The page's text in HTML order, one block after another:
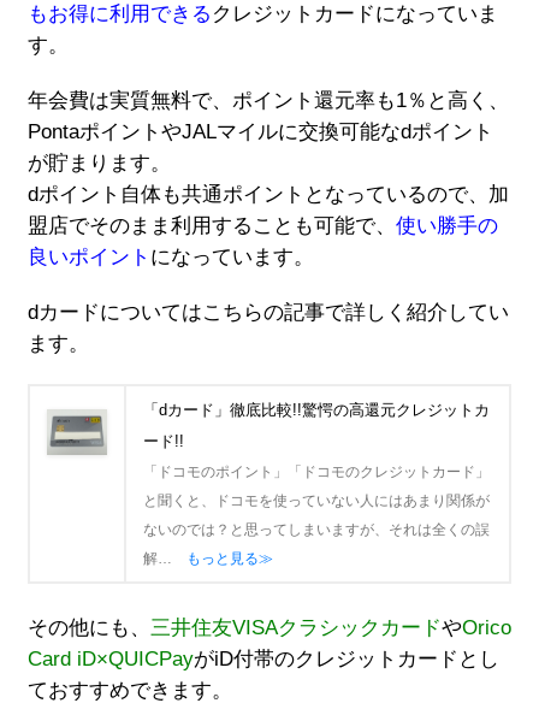
もお得に利用できる クレジットカードになっていま
す。
年会費は実質無料で、ポイント還元率も1％と高く、
PontaポイントやJALマイルに交換可能なdポイント
が貯まります。
dポイント自体も共通ポイントとなっているので、加
盟店でそのまま利用することも可能で、 使い勝手の
良いポイント になっています。
dカードについてはこちらの記事で詳しく紹介してい
ます。
「dカード」徹底比較!!驚愕の高還元クレジットカ
ード!!
「ドコモのポイント」「ドコモのクレジットカード」
と聞くと、ドコモを使っていない人にはあまり関係が
ないのでは？と思ってしまいますが、それは全くの誤
解…
もっと見る≫
その他にも、 三井住友VISAクラシックカードやOrico
Card iD×QUICPayがiD付帯のクレジットカードとし
ておすすめできます。